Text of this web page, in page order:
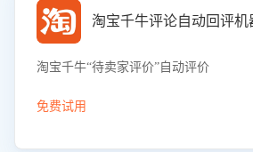
淘宝千牛评论自动回评机
淘宝千牛“待卖家评价”自动评价
免费试用